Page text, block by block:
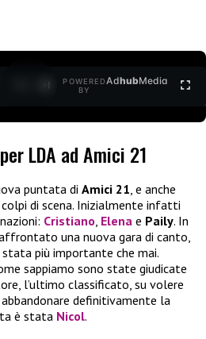
POWERED
BY
AdhubMedia
LDA ad Amici 21
puntata di Amici 21, e anche
di scena. Inizialmente infatti
Cristiano, Elena e Paily. In
una nuova gara di canto,
più importante che mai.
sappiamo sono state giudicate
l’ultimo classificato, su volere
definitivamente la
è stata Nicol.